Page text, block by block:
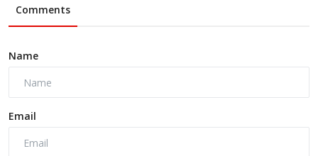
Comments
Name
Email